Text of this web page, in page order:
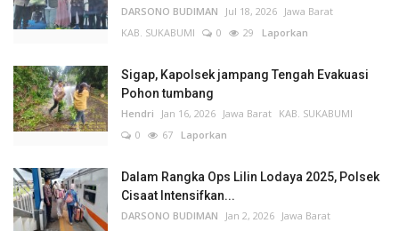
DARSONO BUDIMAN Jul 18, 2026 Jawa Barat
KAB. SUKABUMI
0 29 Laporkan
Sigap, Kapolsek jampang Tengah Evakuasi
Pohon tumbang
Hendri Jan 16, 2026 Jawa Barat KAB. SUKABUMI
0
67 Laporkan
Dalam Rangka Ops Lilin Lodaya 2025, Polsek
Cisaat Intensifkan...
DARSONO BUDIMAN Jan 2, 2026 Jawa Barat